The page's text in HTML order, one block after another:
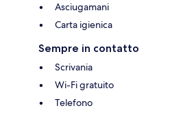
Asciugamani
Carta igienica
Sempre in contatto
Scrivania
Wi-Fi gratuito
Telefono